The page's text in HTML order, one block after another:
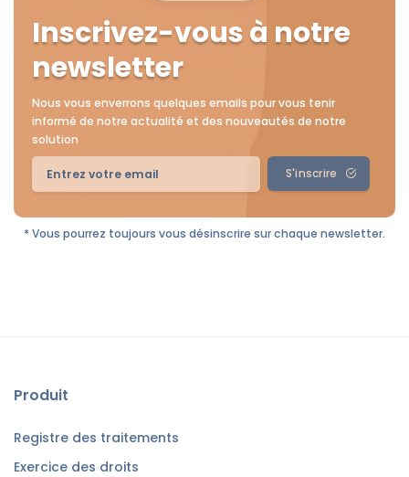
Inscrivez-vous à notre
newsletter
Nous vous enverrons quelques emails pour vous tenir
informé de notre actualité et des nouveautés de notre
solution
S'inscrire
* Vous pourrez toujours vous désinscrire sur chaque newsletter.
Produit
Registre des traitements
Exercice des droits